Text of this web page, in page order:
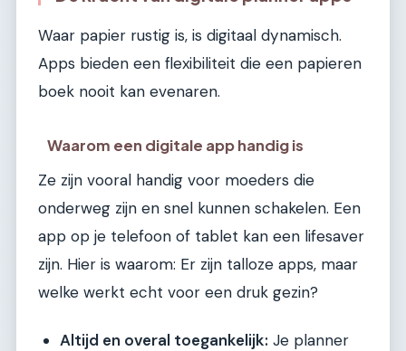
Waar papier rustig is, is digitaal dynamisch.
Apps bieden een flexibiliteit die een papieren
boek nooit kan evenaren.
Waarom een digitale app handig is
Ze zijn vooral handig voor moeders die
onderweg zijn en snel kunnen schakelen. Een
app op je telefoon of tablet kan een lifesaver
zijn. Hier is waarom: Er zijn talloze apps, maar
welke werkt echt voor een druk gezin?
Altijd en overal toegankelijk: Je planner